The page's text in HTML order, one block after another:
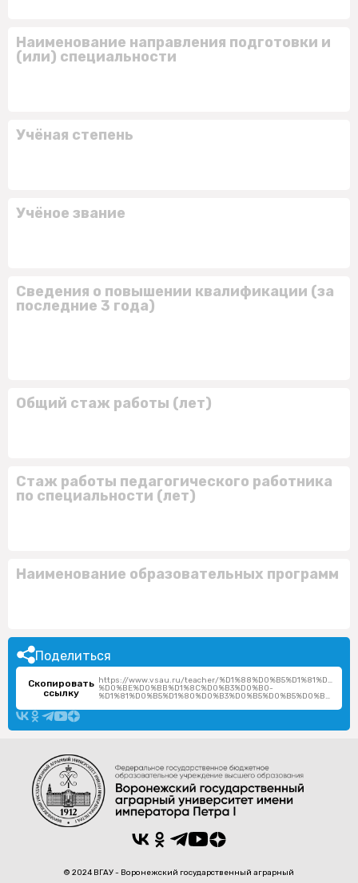
Наименование направления подготовки и
(или) специальности
Учёная степень
Учёное звание
Сведения о повышении квалификации (за
последние 3 года)
Общий стаж работы (лет)
Стаж работы педагогического работника
по специальности (лет)
Наименование образовательных программ
Поделиться
Скопировать
ссылку
https://www.vsau.ru/teacher/
%D0%BE%D0%BB%D1%8C%D0%B3%D0%B0-
%D1%81%D0%B5%D1%80%D0%B3%D0%B5%D0%B5%D0%B2%D0%BD%D0%B0/
© 2024 ВГАУ - Воронежский государственный аграрный